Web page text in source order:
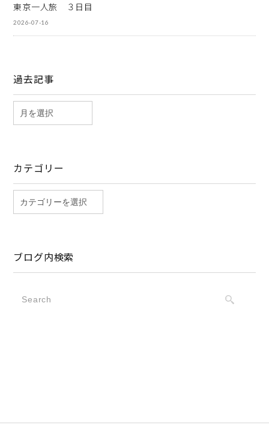
東京一人旅 ３日目
2026-07-16
過去記事
カテゴリー
ブログ内検索